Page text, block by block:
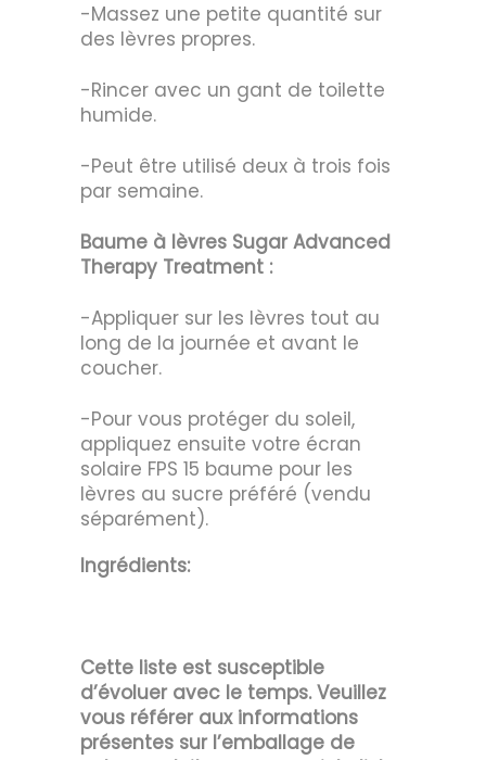
-Massez une petite quantité sur
des lèvres propres.
-Rincer avec un gant de toilette
humide.
-Peut être utilisé deux à trois fois
par semaine.
Baume à lèvres Sugar Advanced
Therapy Treatment :
-Appliquer sur les lèvres tout au
long de la journée et avant le
coucher.
-Pour vous protéger du soleil,
appliquez ensuite votre écran
solaire FPS 15 baume pour les
lèvres au sucre préféré (vendu
séparément).
Ingrédients:
Cette liste est susceptible
d’évoluer avec le temps. Veuillez
vous référer aux informations
présentes sur l’emballage de